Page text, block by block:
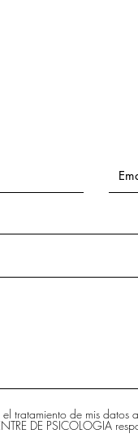
tratamiento de mis datos
DE PSICOLOGIA